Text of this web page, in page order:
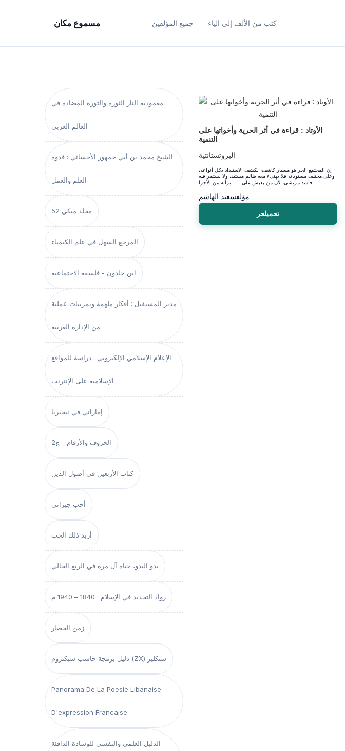
مسموع مكان جميع المؤلفين كتب من الألف إلى الياء
معمودية النار الثورة والثورة المضادة في
العالم العربي
الشيخ محمد بن أبي جمهور الأحسائي : قدوة
العلم والعمل
مجلد ميكي 52
المرجع السهل في علم الكيمياء
ابن خلدون - فلسفة الاجتماعية
مدير المستقبل : أفكار ملهمة وتمرينات عملية
من الإدارة الغربية
الإعلام الإسلامي الإلكتروني : دراسة للمواقع
الإسلامية على الإنترنت
إماراتي في نيجيريا
الحروف والأرقام - ج2
كتاب الأربعين في أصول الدين
أحب جيراني
أريد ذلك الحب
بدو البدو، حياة آل مرة في الربع الخالي
رواد التجديد في الإسلام : 1840 – 1940 م
زمن الحصار
دليل برمجة حاسب سبكتروم (ZX) سنكلير
Panorama De La Poesie Libanaise
D'expression Francaise
الدليل العلمي والنفسي للوسادة الدافئة
الأوتاد : قراءة في أثر الحرية وأخواتها على
التنمية
البروتستانتية
إن المجتمع الحر هو مسبار كاشف، يكشف الاستبداد بكل أنواعه،
وعلى مختلف مستوياته فلا يهنىء معه ظالم مستبد، ولا يستمر فيه
مؤلفسعيد الهاشم
تحميلحر